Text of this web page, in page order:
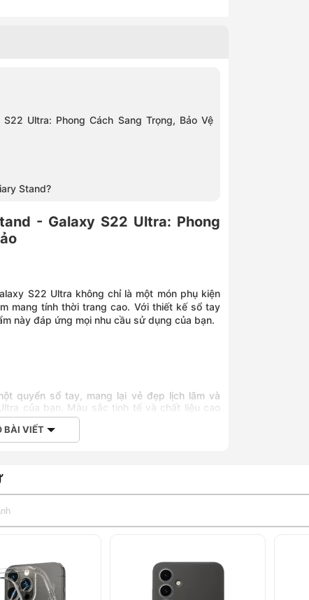
Ultra: Phong Cách Sang Trọng, Bảo Vệ
Stand?
- Galaxy S22 Ultra: Phong
S22 Ultra không chỉ là một món phụ kiện
mang tính thời trang cao. Với thiết kế sổ tay
này đáp ứng mọi nhu cầu sử dụng của bạn.
quyển sổ tay, mang lại vẻ đẹp lịch lãm và
của bạn. Màu sắc tinh tế và chất liệu cao
tác động bên ngoài.
trở thành một đế dựng, giúp bạn dễ dàng
hoặc thẻ ID, giúp bạn dễ dàng mang theo
mang theo ví.
BÀI VIẾT